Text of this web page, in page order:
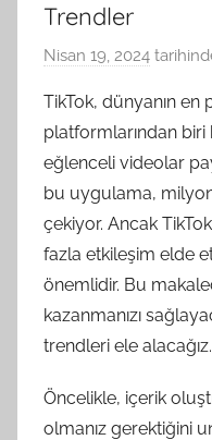
Trendler
Nisan 19, 2024
TikTok, dünyanın
platformlarından biri
eğlenceli videolar
bu uygulama,
çekiyor. Ancak
fazla etkileşim elde
önemlidir. Bu
kazanmanızı
trendleri ele alacağız.
Öncelikle, içerik
olmanız gerektiğini